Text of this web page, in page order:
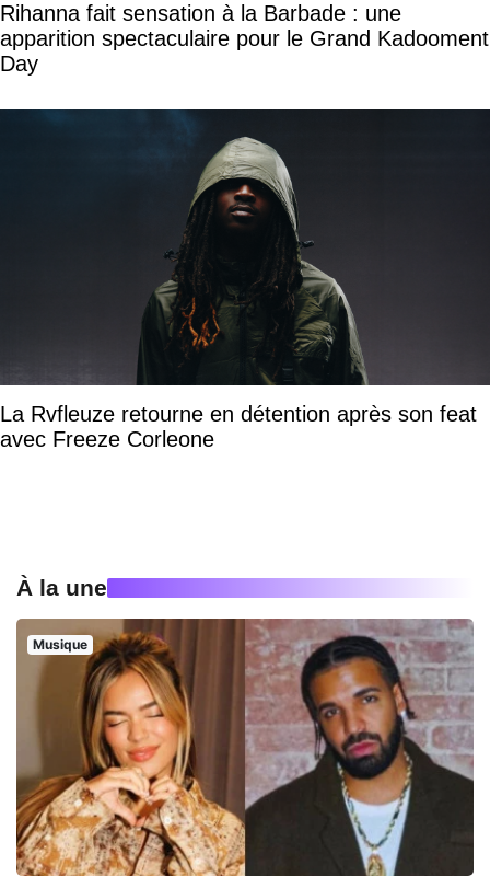
Rihanna fait sensation à la Barbade : une
apparition spectaculaire pour le Grand Kadooment
Day
La Rvfleuze retourne en détention après son feat
avec Freeze Corleone
À la une
Musique